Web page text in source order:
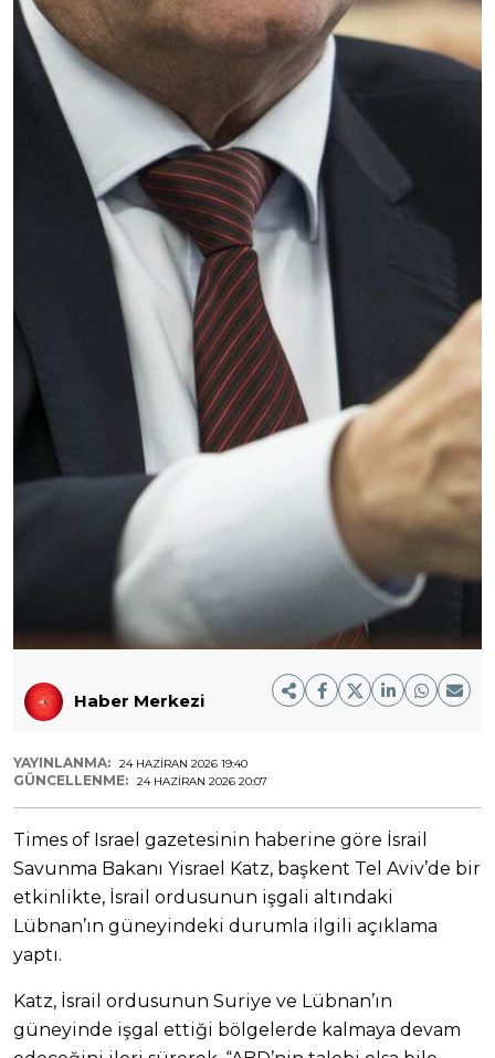
Haber Merkezi
YAYINLANMA: 24 HAZIRAN 2026 19:40
GÜNCELLENME: 24 HAZIRAN 2026 20:07
Times of Israel gazetesinin haberine göre İsrail
Savunma Bakanı Yisrael Katz, başkent Tel Aviv’de bir
etkinlikte, İsrail ordusunun işgali altındaki
Lübnan’ın güneyindeki durumla ilgili açıklama
yaptı.
Katz, İsrail ordusunun Suriye ve Lübnan’ın
güneyinde işgal ettiği bölgelerde kalmaya devam